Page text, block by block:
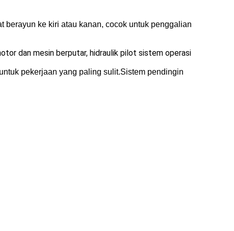
berayun ke kiri atau kanan, cocok untuk penggalian
dan mesin berputar, hidraulik pilot sistem operasi
pekerjaan yang paling sulit.Sistem pendingin